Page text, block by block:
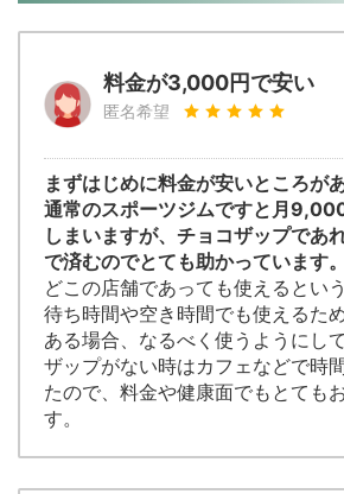
料金が3,000円で安い
匿名希望
まずはじめに料金が安いところが
通常のスポーツジムですと月
しまいますが、チョコザップで
で済むのでとても助かっています。
どこの店舗であっても使えるとい
待ち時間や空き時間でも使えるた
ある場合、なるべく使うようにし
ザップがない時はカフェなどで時
たので、料金や健康面でもとても
す。